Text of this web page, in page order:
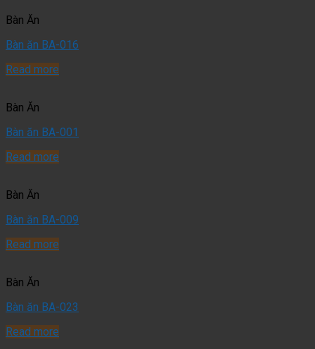
Bàn Ăn
Bàn ăn BA-016
Read more
Bàn Ăn
Bàn ăn BA-001
Read more
Bàn Ăn
Bàn ăn BA-009
Read more
Bàn Ăn
Bàn ăn BA-023
Read more